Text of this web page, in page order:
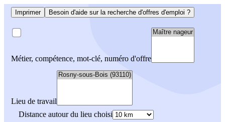
Imprimer Besoin d'aide sur la recherche d'offres d'emploi ?
Métier, compétence, mot-clé, numéro d'offre
Lieu de travail
Distance autour du lieu choisi